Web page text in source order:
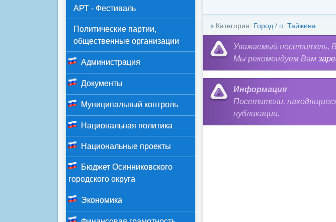
Категория: Город / п. Тайжина
Уважаемый посетитель,
Мы рекомендуем Вам
Информация
Посетители,
публикации.
АРТ - Фестиваль
Политические партии,
общественные организации
Администрация
Документы
Муниципальный контроль
Национальная политика
Национальные проекты
Бюджет Осинниковского
городского округа
Экономика